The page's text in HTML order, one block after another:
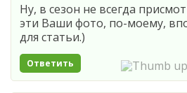
Ну, в сезон не всегда
эти Ваши фото, по-моему,
для статьи.)
Ответить